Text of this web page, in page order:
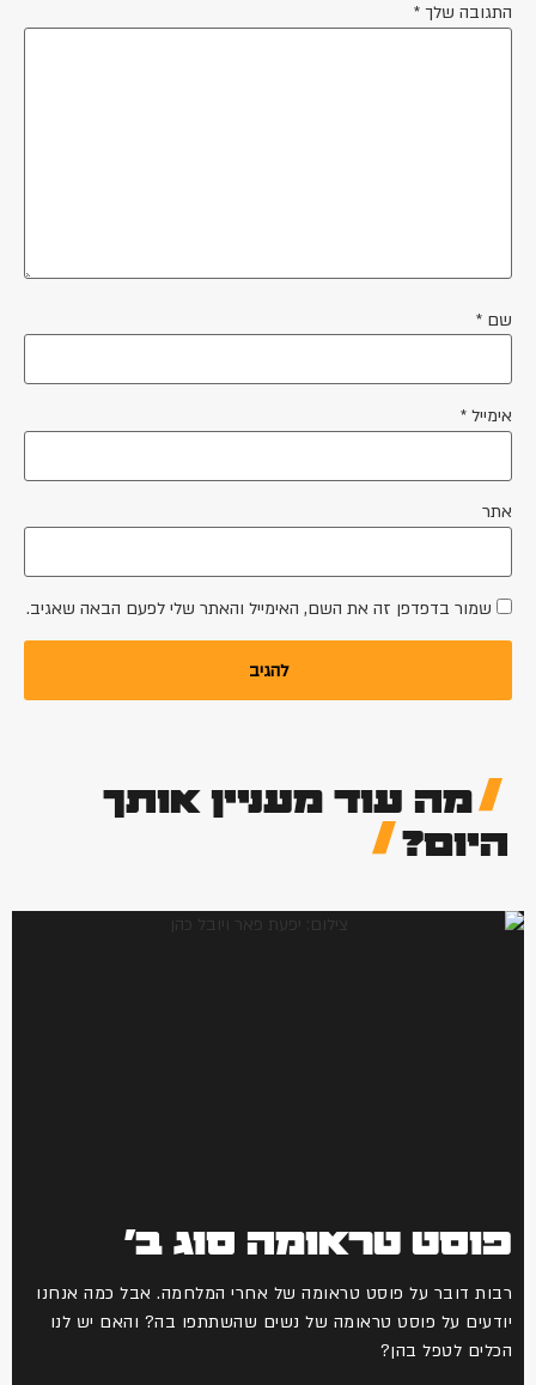
התגובה שלך *
שם *
אימייל *
אתר
שמור בדפדפן זה את השם, האימייל והאתר שלי לפעם הבאה שאגיב.
מה עוד מעניין אותך
היום?
פוסט טראומה סוג ב'
רבות דובר על פוסט טראומה של אחרי המלחמה. אבל כמה אנחנו
יודעים על פוסט טראומה של נשים שהשתתפו בה? והאם יש לנו
הכלים לטפל בהן?